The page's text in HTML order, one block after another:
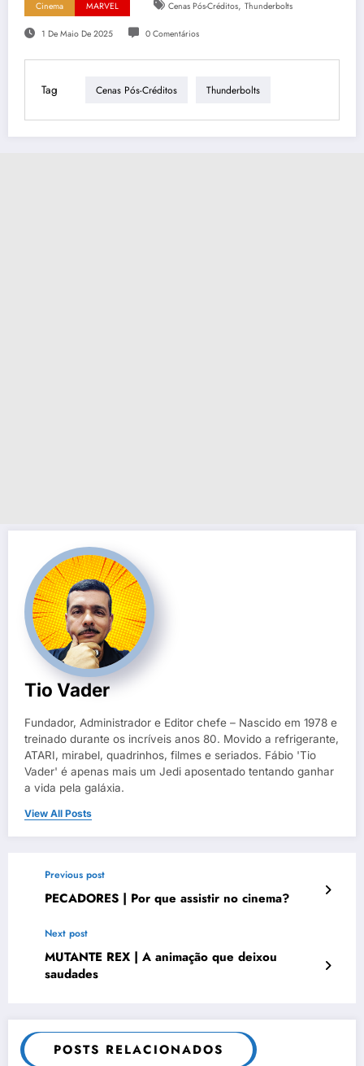
Cinema MARVEL Cenas Pós-Créditos, Thunderbolts
1 De Maio De 2025 0 Comentários
Tag Cenas Pós-Créditos Thunderbolts
Tio Vader
Fundador, Administrador e Editor chefe – Nascido em 1978 e
treinado durante os incríveis anos 80. Movido a refrigerante,
ATARI, mirabel, quadrinhos, filmes e seriados. Fábio 'Tio
Vader' é apenas mais um Jedi aposentado tentando ganhar
a vida pela galáxia.
View All Posts
Previous post
PECADORES | Por que assistir no cinema?
Next post
MUTANTE REX | A animação que deixou
saudades
POSTS RELACIONADOS